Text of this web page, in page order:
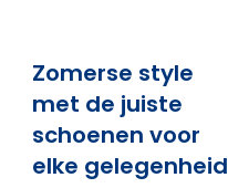
Zomerse style
met de juiste
schoenen voor
elke gelegenheid